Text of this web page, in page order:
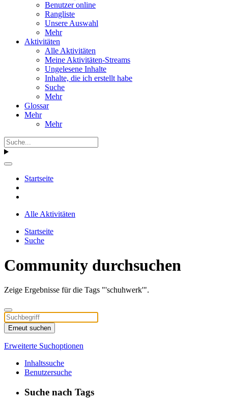
Benutzer online
Rangliste
Unsere Auswahl
Mehr
Aktivitäten
Alle Aktivitäten
Meine Aktivitäten-Streams
Ungelesene Inhalte
Inhalte, die ich erstellt habe
Suche
Mehr
Glossar
Mehr
Mehr
Startseite
Alle Aktivitäten
Startseite
Suche
Community durchsuchen
Zeige Ergebnisse für die Tags "'schuhwerk'".
Erneut suchen
Erweiterte Suchoptionen
Inhaltssuche
Benutzersuche
Suche nach Tags